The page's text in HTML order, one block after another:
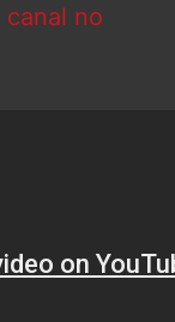
canal no